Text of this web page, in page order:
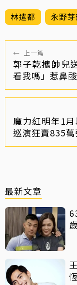
林遣都 永野
← 上一篇
郭子乾攜帥兒
看我嗎」惹鼻酸
魔力紅明年1
巡演狂賣835萬
最新文章